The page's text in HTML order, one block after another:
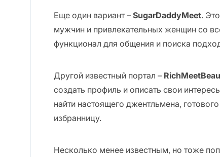
Еще один вариант – SugarDaddyMeet.
мужчин и привлекательных женщин со
функционал для общения и поиска
Другой известный портал –
создать профиль и описать свои
найти настоящего джентльмена,
избранницу.
Несколько менее известным, но тоже